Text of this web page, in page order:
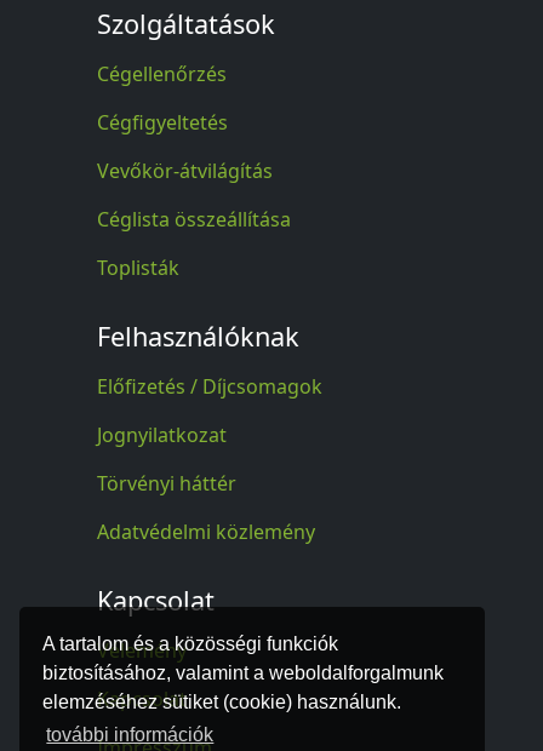
A tartalom és a közösségi funkciók
biztosításához, valamint a weboldalforgalmunk
elemzéséhez sütiket (cookie) használunk.
további információk
Szolgáltatások
Cégellenőrzés
Cégfigyeltetés
Vevőkör-átvilágítás
Céglista összeállítása
Toplisták
Felhasználóknak
Előfizetés / Díjcsomagok
Jognyilatkozat
Törvényi háttér
Adatvédelmi közlemény
Kapcsolat
Vélemény
Kapcsolat